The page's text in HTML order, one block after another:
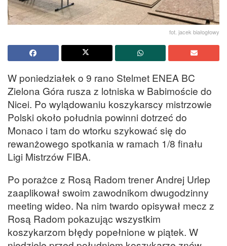
fot. jacek białogłowy
W poniedziałek o 9 rano Stelmet ENEA BC
Zielona Góra rusza z lotniska w Babimoście do
Nicei. Po wylądowaniu koszykarscy mistrzowie
Polski około południa powinni dotrzeć do
Monaco i tam do wtorku szykować się do
rewanżowego spotkania w ramach 1/8 finału
Ligi Mistrzów FIBA.
Po porażce z Rosą Radom trener Andrej Urlep
zaaplikował swoim zawodnikom dwugodzinny
meeting wideo. Na nim twardo opisywał mecz z
Rosą Radom pokazując wszystkim
koszykarzom błędy popełnione w piątek. W